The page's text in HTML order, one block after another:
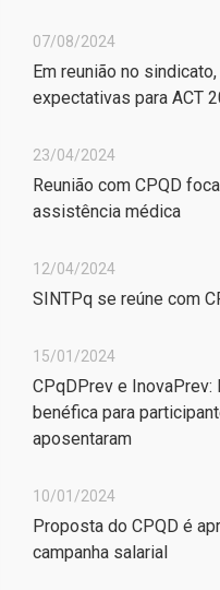
07/08/2024
Em reunião no
expectativas para ACT
23/04/2024
Reunião com CPQD
assistência médica
12/04/2024
SINTPq se reúne com
15/01/2024
CPqDPrev e InovaPrev:
benéfica para
aposentaram
10/01/2024
Proposta do CPQD é
campanha salarial